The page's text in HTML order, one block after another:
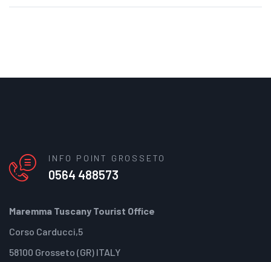
INFO POINT GROSSETO
0564 488573
Maremma Tuscany Tourist Office
Corso Carducci,5
58100 Grosseto (GR) ITALY